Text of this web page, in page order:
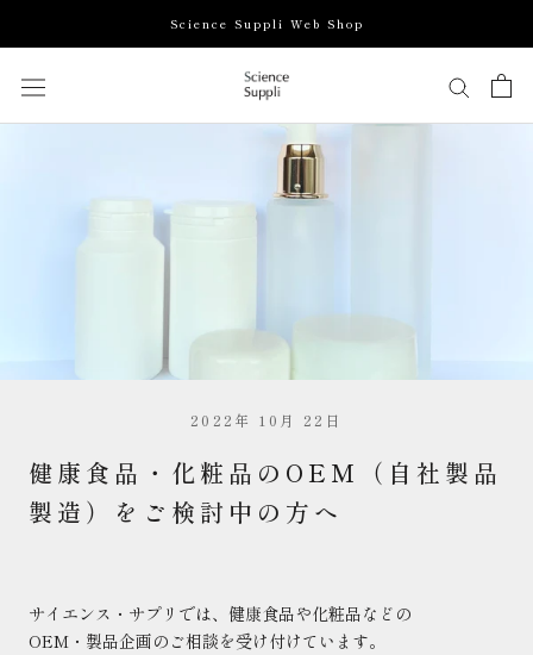
し
Science Suppli Web Shop
2022年 10月 22日
健康食品・化粧品のOEM（自社製品
製造）をご検討中の方へ
サイエンス・サプリでは、健康食品や化粧品などの
OEM ・製品企画のご相談を受け付けています。